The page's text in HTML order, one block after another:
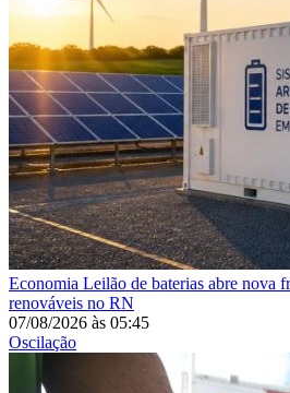
Economia Leilão de baterias abre nova
renováveis no RN
07/08/2026 às 05:45
Oscilação